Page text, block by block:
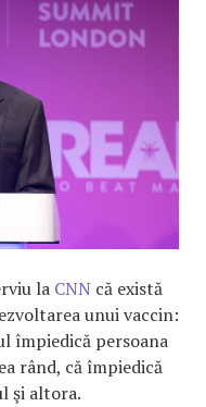
la CNN că există
unui vaccin:
împiedică persoana
rând, că împiedică
şi altora.